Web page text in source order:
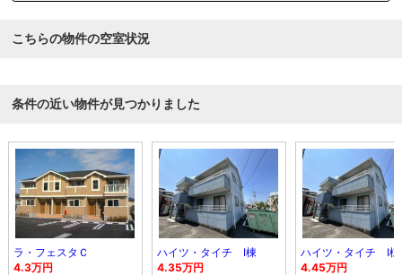
こちらの物件の空室状況
条件の近い物件が見つかりました
ラ・フェスタＣ
4.3万円
ハイツ・タイチ Ⅰ棟
4.35万円
ハイツ・タイチ Ⅰ棟
4.45万円